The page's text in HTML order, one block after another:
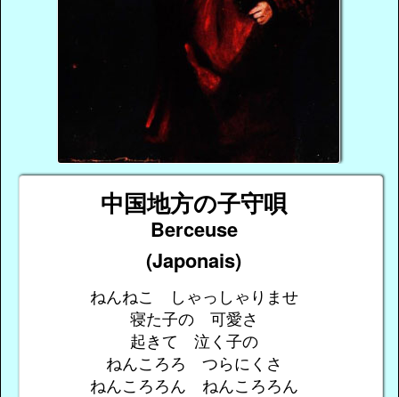
中国地方の子守唄
Berceuse
(Japonais)
ねんねこ しゃっしゃりませ
寝た子の 可愛さ
起きて 泣く子の
ねんころろ つらにくさ
ねんころろん ねんころろん